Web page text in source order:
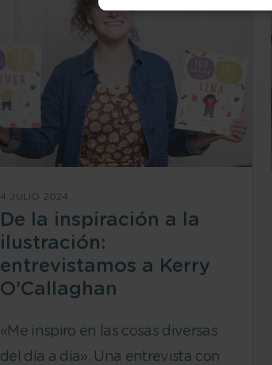
4 JULIO 2024
De la inspiración a la
ilustración:
entrevistamos a Kerry
O’Callaghan
«Me inspiro en las cosas diversas
del día a día». Una entrevista con